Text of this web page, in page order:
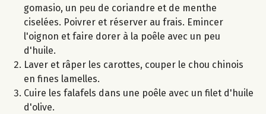
gomasio, un peu de coriandre et de menthe
ciselées. Poivrer et réserver au frais. Emincer
l'oignon et faire dorer à la poêle avec un peu
d'huile.
Laver et râper les carottes, couper le chou chinois
en fines lamelles.
Cuire les falafels dans une poêle avec un filet d'huile
d'olive.